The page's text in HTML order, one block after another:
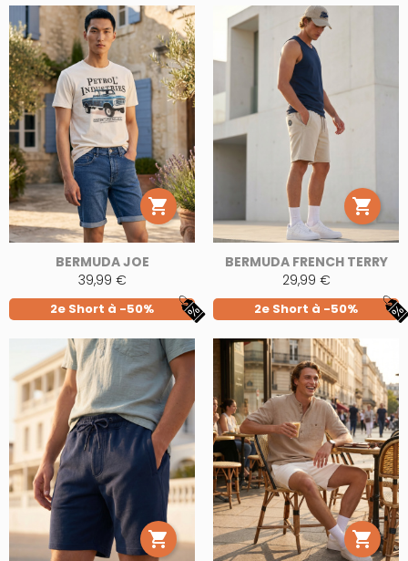

BERMUDA JOE
39,99 €
2e Short à -50%

BERMUDA FRENCH TERRY
29,99 €
2e Short à -50%
 